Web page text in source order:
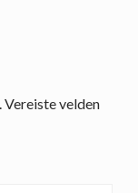
Vereiste velden